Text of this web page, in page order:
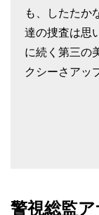
も、したたか
達の捜査は思
に続く第三の
クシーさアッ
警視総監